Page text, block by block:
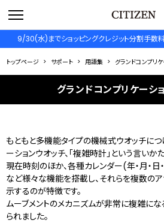
9/30(水)までショッピングクレジット分割手数
トップページ サポート 用語集 グランドコンプリ
グランドコンプリケーシ
もともと多機能タイプの機械式ウオッチにつ
ーションウオッチ、「複雑時計」という言いか
現在時刻のほか、各種カレンダー(年・月・日
など様々な機能を搭載し、それらを複数の
示するのが特徴です。
ムーブメントのメカニズムが非常に複雑に
られました。